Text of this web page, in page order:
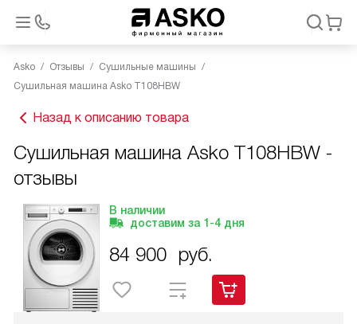
Asko Отзывы
Сушильные машины
Сушильная машина Asko T108HBW
Назад к описанию товара
Сушильная машина Asko T108HBW -
отзывы
В наличии
доставим за 1-4 дня
84 900 руб.